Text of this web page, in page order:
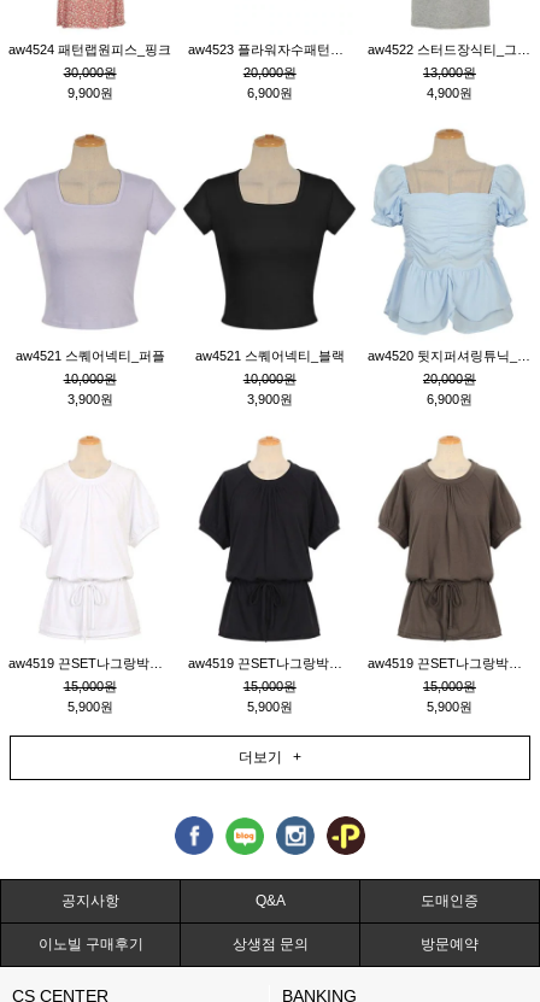
aw4524 패턴랩원피스_핑크
30,000원
9,900원
20,000원
6,900원
13,000원
4,900원
aw4521 스퀘어넥티_퍼플
10,000원
3,900원
aw4521 스퀘어넥티_블랙
10,000원
3,900원
20,000원
6,900원
15,000원
5,900원
15,000원
5,900원
15,000원
5,900원
더보기 +
공지사항 Q&A 도매인증
이노빌 구매후기 상생점 문의 방문예약
CS CENTER BANKING